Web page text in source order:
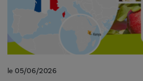
le 05/06/2026